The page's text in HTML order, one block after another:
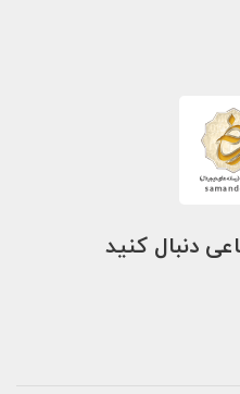
دنبال کنید